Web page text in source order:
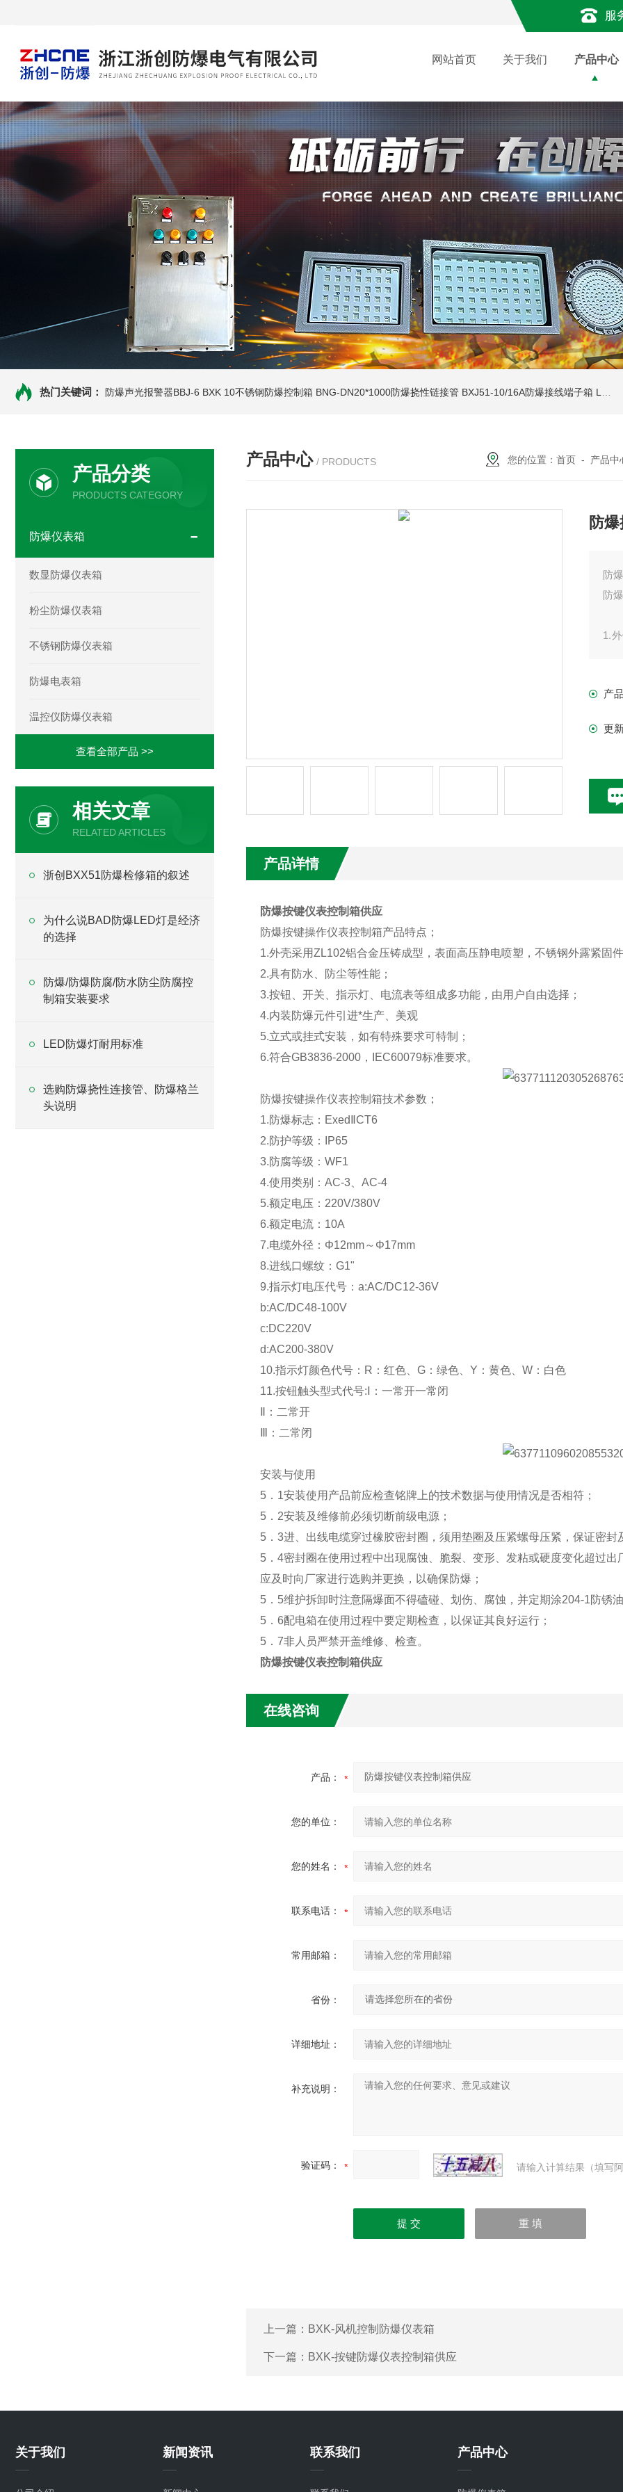
服
网站首页 关于我们 产品中心
热门关键词： 防爆声光报警器BBJ-6 BXK 10不锈钢防爆控制箱 BNG-DN20*1000防爆挠性链接管 BXJ51-10/16A防爆接线端子箱 LCZ-zcfb系列户外防雨挂墙式防爆操作柱
产品分类
PRODUCTS CATEGORY
防爆仪表箱
数显防爆仪表箱
粉尘防爆仪表箱
不锈钢防爆仪表箱
防爆电表箱
温控仪防爆仪表箱
查看全部产品 >>
相关文章
RELATED ARTICLES
浙创BXX51防爆检修箱的叙述
为什么说BAD防爆LED灯是经济
的选择
防爆/防爆防腐/防水防尘防腐控
制箱安装要求
LED防爆灯耐用标准
选购防爆挠性连接管、防爆格兰
头说明
产品中心 / PRODUCTS 您的位置： 首页 - 产品中
防
防
防
1.
2.
产
更
产品详情
防爆按键仪表控制箱供应
防爆按键操作仪表控制箱产品特点；
1.外壳采用ZL102铝合金压铸成型，表面高压静电喷塑，不锈钢外露紧固
2.具有防水、防尘等性能；
3.按钮、开关、指示灯、电流表等组成多功能，由用户自由选择；
4.内装防爆元件引进*生产、美观
5.立式或挂式安装，如有特殊要求可特制；
6.符合GB3836-2000，IEC60079标准要求。
防爆按键操作仪表控制箱技术参数；
1.防爆标志：ExedⅡCT6
2.防护等级：IP65
3.防腐等级：WF1
4.使用类别：AC-3、AC-4
5.额定电压：220V/380V
6.额定电流：10A
7.电缆外径：Φ12mm～Φ17mm
8.进线口螺纹：G1"
9.指示灯电压代号：a:AC/DC12-36V
b:AC/DC48-100V
c:DC220V
d:AC200-380V
10.指示灯颜色代号：R：红色、G：绿色、Y：黄色、W：白色
11.按钮触头型式代号:Ⅰ：一常开一常闭
Ⅱ：二常开
Ⅲ：二常闭
安装与使用
5．1安装使用产品前应检查铭牌上的技术数据与使用情况是否相符；
5．2安装及维修前必须切断前级电源；
5．3进、出线电缆穿过橡胶密封圈，须用垫圈及压紧螺母压紧，保证密封
5．4密封圈在使用过程中出现腐蚀、脆裂、变形、发粘或硬度变化超过出
应及时向厂家进行选购并更换，以确保防爆；
5．5维护拆卸时注意隔爆面不得磕碰、划伤、腐蚀，并定期涂204-1防锈
5．6配电箱在使用过程中要定期检查，以保证其良好运行；
5．7非人员严禁开盖维修、检查。
防爆按键仪表控制箱供应
在线咨询
产品：
您的单位：
您的姓名：
联系电话：
常用邮箱：
省份：
详细地址：
补充说明：
验证码： 请输入计算结果（填写
上一篇： BXK-风机控制防爆仪表箱
下一篇： BXK-按键防爆仪表控制箱供应
关于我们 新闻资讯 联系我们 产品中心